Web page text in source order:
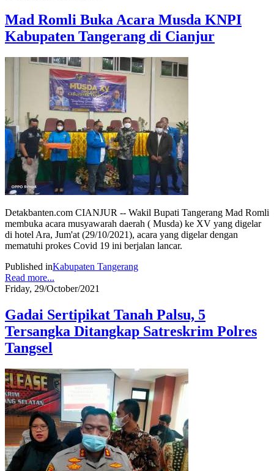
Mad Romli Buka Acara Musda KNPI
Kabupaten Tangerang di Cianjur
Detakbanten.com CIANJUR -- Wakil Bupati Tangerang Mad Romli
membuka acara musyawarah daerah ( Musda) ke XV yang digelar
di hotel Ara, Jum'at (29/10/2021), acara yang digelar dengan
mematuhi prokes Covid 19 ini berjalan lancar.
Published inKabupaten Tangerang
Read more...
Friday, 29/October/2021
Gadai Sertipikat Tanah Palsu, 5
Tersangka Ditangkap Satreskrim Polres
Tangsel